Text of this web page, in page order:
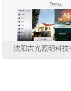
沈阳吉光照明科技